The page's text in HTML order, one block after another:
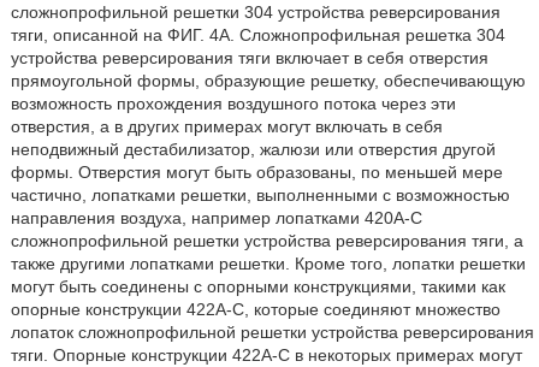
сложнопрофильной решетки 304 устройства реверсирования
тяги, описанной на ФИГ. 4А. Сложнопрофильная решетка 304
устройства реверсирования тяги включает в себя отверстия
прямоугольной формы, образующие решетку, обеспечивающую
возможность прохождения воздушного потока через эти
отверстия, а в других примерах могут включать в себя
неподвижный дестабилизатор, жалюзи или отверстия другой
формы. Отверстия могут быть образованы, по меньшей мере
частично, лопатками решетки, выполненными с возможностью
направления воздуха, например лопатками 420А-С
сложнопрофильной решетки устройства реверсирования тяги, а
также другими лопатками решетки. Кроме того, лопатки решетки
могут быть соединены с опорными конструкциями, такими как
опорные конструкции 422А-С, которые соединяют множество
лопаток сложнопрофильной решетки устройства реверсирования
тяги. Опорные конструкции 422А-С в некоторых примерах могут